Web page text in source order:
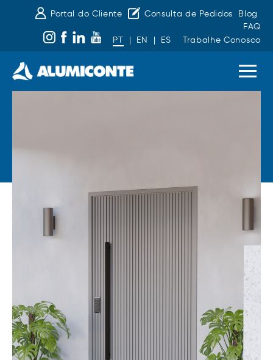
Portal do Cliente Consulta de Pedidos
Blog
FAQ
PT
| EN | ES Trabalhe Conosco